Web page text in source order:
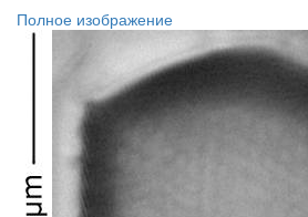
Полное изображение